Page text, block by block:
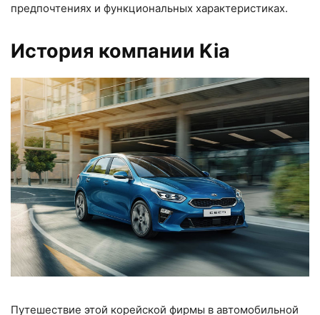
предпочтениях и функциональных характеристиках.
История компании Kia
Путешествие этой корейской фирмы в автомобильной